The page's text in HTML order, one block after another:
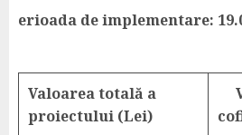
erioada de implementare:
Valoarea totală a
proiectului (Lei)